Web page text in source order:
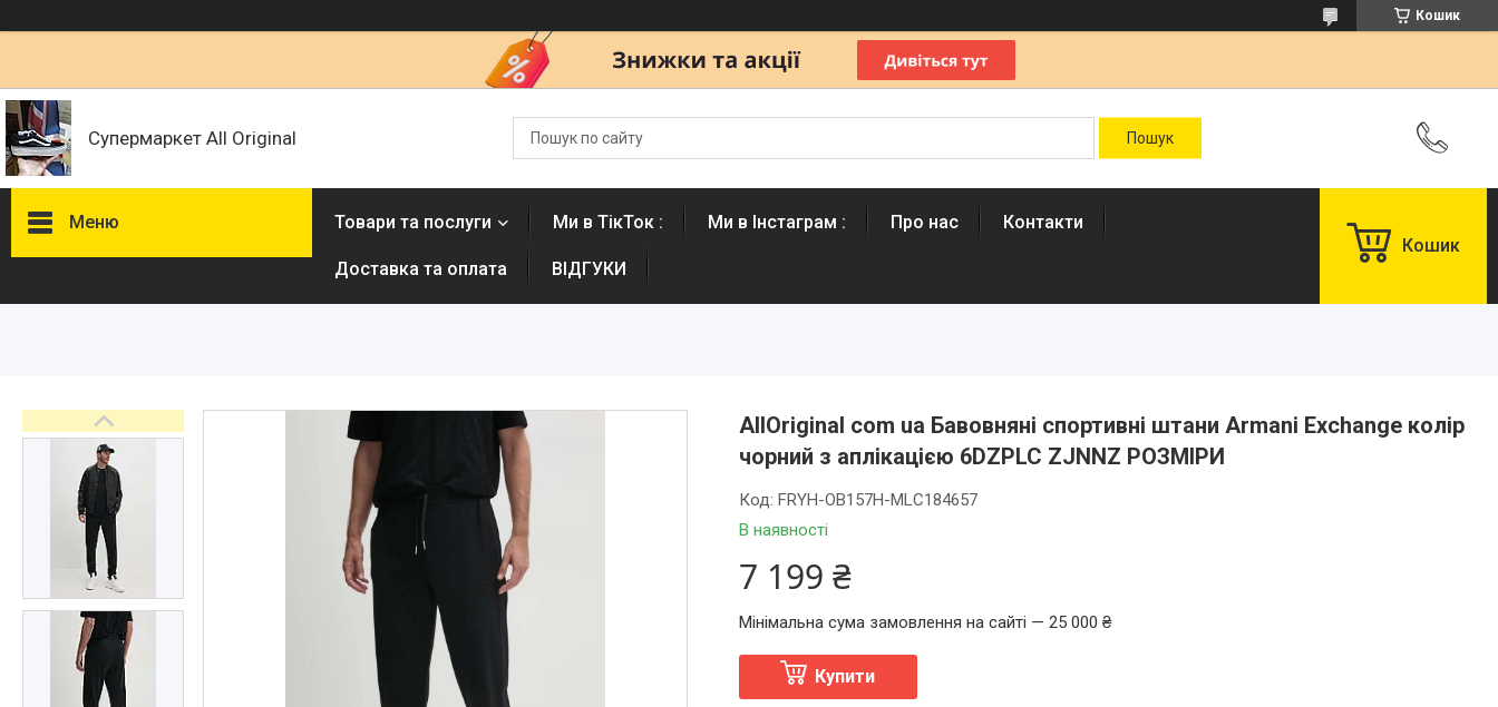
Кошик
Супермаркет All Original
Меню Товари та послуги Ми в ТікТок : Ми в Інстаграм : Про нас Контакти
Доставка та оплата ВІДГУКИ
Кошик
AllOriginal com ua Бавовняні спортивні штани Armani Exchange колір
чорний з аплікацією 6DZPLC ZJNNZ РОЗМІРИ
В наявності
Код: FRYH-OB157H-MLC184657
7 199 ₴
Мінімальна сума замовлення на сайті — 25 000 ₴
Купити